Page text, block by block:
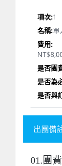
1
單
出團備
01.團